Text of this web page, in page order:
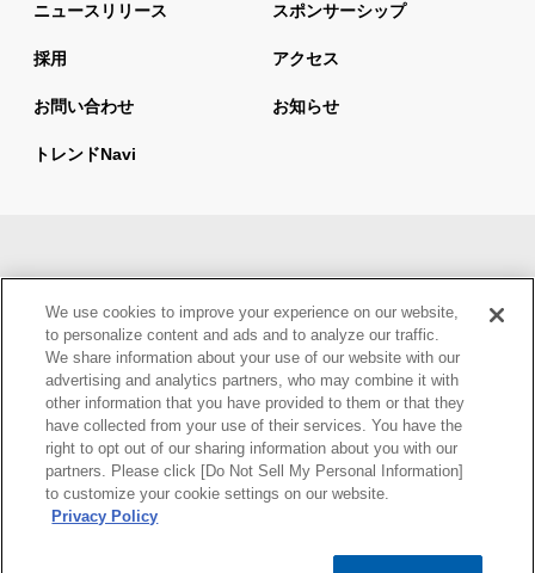
ニュースリリース スポンサーシップ
採用 アクセス
お問い合わせ お知らせ
トレンドnavi
情報セキュリティ基本方針 個人情報保護方針
ウェブアクセシビリティ方針
We use cookies to improve your experience on our website,
to personalize content and ads and to analyze our traffic.
We share information about your use of our website with our
advertising and analytics partners, who may combine it with
other information that you have provided to them or that they
have collected from your use of their services. You have the
right to opt out of our sharing information about you with our
partners. Please click [Do Not Sell My Personal Information]
to customize your cookie settings on our website.
Privacy Policy